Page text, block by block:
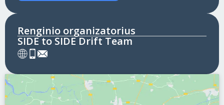
Renginio organizatorius
SIDE to SIDE Drift Team